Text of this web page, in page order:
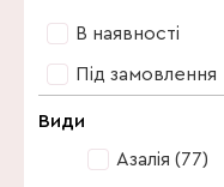
В наявності
Під замовлення
Види
Азалія (77)